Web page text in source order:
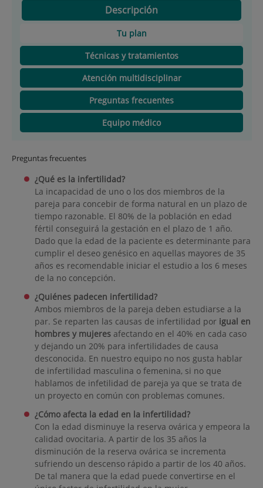
Descripción
Tu plan
Técnicas y tratamientos
Atención multidisciplinar
Preguntas frecuentes
Equipo médico
Preguntas frecuentes
¿Qué es la infertilidad?
La incapacidad de uno o los dos miembros de la
pareja para concebir de forma natural en un plazo de
tiempo razonable. El 80% de la población en edad
fértil conseguirá la gestación en el plazo de 1 año.
Dado que la edad de la paciente es determinante para
cumplir el deseo genésico en aquellas mayores de 35
años es recomendable iniciar el estudio a los 6 meses
de la no concepción.
¿Quiénes padecen infertilidad?
Ambos miembros de la pareja deben estudiarse a la
par. Se reparten las causas de infertilidad por igual en
hombres y mujeresafectando en el 40% en cada caso
y dejando un 20% para infertilidades de causa
desconocida. En nuestro equipo no nos gusta hablar
de infertilidad masculina o femenina, si no que
hablamos de infetilidad de pareja ya que se trata de
un proyecto en común con problemas comunes.
¿Cómo afecta la edad en la infertilidad?
Con la edad disminuye la reserva ovárica y empeora la
calidad ovocitaria. A partir de los 35 años la
disminución de la reserva ovárica se incrementa
sufriendo un descenso rápido a partir de los 40 años.
De tal manera que la edad puede convertirse en el